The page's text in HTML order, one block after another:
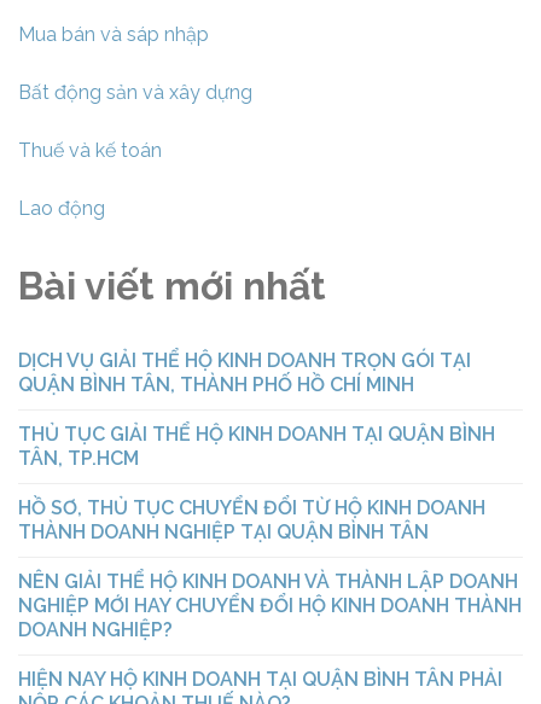
Mua bán và sáp nhập
Bất động sản và xây dựng
Thuế và kế toán
Lao động
Bài viết mới nhất
DỊCH VỤ GIẢI THỂ HỘ KINH DOANH TRỌN GÓI TẠI
QUẬN BÌNH TÂN, THÀNH PHỐ HỒ CHÍ MINH
THỦ TỤC GIẢI THỂ HỘ KINH DOANH TẠI QUẬN BÌNH
TÂN, TP.HCM
HỒ SƠ, THỦ TỤC CHUYỂN ĐỔI TỪ HỘ KINH DOANH
THÀNH DOANH NGHIỆP TẠI QUẬN BÌNH TÂN
NÊN GIẢI THỂ HỘ KINH DOANH VÀ THÀNH LẬP DOANH
NGHIỆP MỚI HAY CHUYỂN ĐỔI HỘ KINH DOANH THÀNH
DOANH NGHIỆP?
HIỆN NAY HỘ KINH DOANH TẠI QUẬN BÌNH TÂN PHẢI